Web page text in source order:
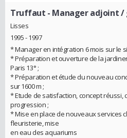
Truffaut - Manager adjoint /
Lisses
1995 - 1997
* Manager en intégration 6 mois sur le
* Préparation et ouverture de la
Paris 13° ;
* Préparation et étude du nouveau
sur 1600 m ;
* Etude de satisfaction, concept
progression ;
* Mise en place de nouveaux services
fleuristerie, mise
en eau des aquariums